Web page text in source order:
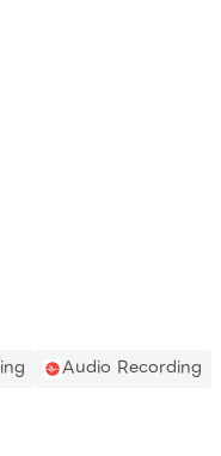
頻，並允許用戶編輯
Audio Recording